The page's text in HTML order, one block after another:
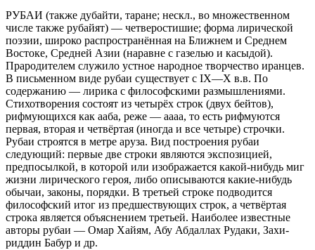
РУБАИ (также дубайти, таране; нескл., во множественном
числе также рубайят) — четверостишие; форма лирической
поэзии, широко распространённая на Ближнем и Среднем
Востоке, Средней Азии (наравне с газелью и касыдой).
Прародителем служило устное народное творчество иранцев.
В письменном виде рубаи существует с IX—X в.в. По
содержанию — лирика с философскими размышлениями.
Стихотворения состоят из четырёх строк (двух бейтов),
рифмующихся как ааба, реже — aaaa, то есть рифмуются
первая, вторая и четвёртая (иногда и все четыре) строчки.
Рубаи строятся в метре аруза. Вид построения рубаи
следующий: первые две строки являются экспозицией,
предпосылкой, в которой или изображается какой-нибудь миг
жизни лирического героя, либо описываются какие-нибудь
обычаи, законы, порядки. В третьей строке подводится
философский итог из предшествующих строк, а четвёртая
строка является объяснением третьей. Наиболее известные
авторы рубаи — Омар Хайям, Абу Абдаллах Рудаки, Захи-
риддин Бабур и др.